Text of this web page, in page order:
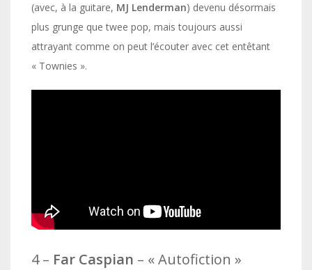
(avec, à la guitare, MJ Lenderman) devenu désormais
plus grunge que twee pop, mais toujours aussi
attrayant comme on peut l’écouter avec cet entêtant
« Townies ».
4 – Far Caspian – « Autofiction »